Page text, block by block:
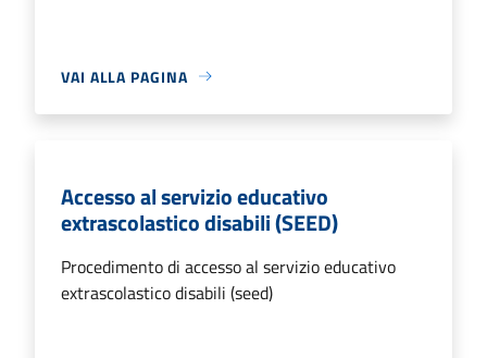
VAI ALLA PAGINA
Accesso al servizio educativo
extrascolastico disabili (SEED)
Procedimento di accesso al servizio educativo
extrascolastico disabili (seed)